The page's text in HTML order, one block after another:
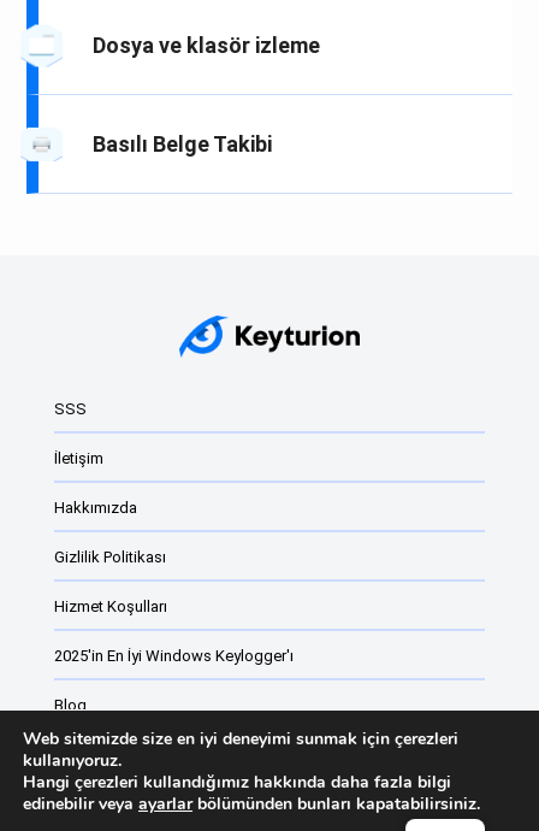
Dosya ve klasör izleme
Basılı Belge Takibi
SSS
İletişim
Hakkımızda
Gizlilik Politikası
Hizmet Koşulları
2025'in En İyi Windows Keylogger'ı
Blog
Çalışan izleme yazılımı
Keyturion Değişiklik Listesi
Web sitemizde size en iyi deneyimi sunmak için çerezleri
kullanıyoruz.
Hangi çerezleri kullandığımız hakkında daha fazla bilgi
edinebilir veya ayarlarbölümünden bunları kapatabilirsiniz.